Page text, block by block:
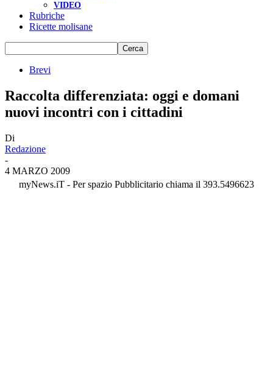
VIDEO
Rubriche
Ricette molisane
Brevi
Raccolta differenziata: oggi e domani
nuovi incontri con i cittadini
Di
Redazione
-
4 MARZO 2009
myNews.iT - Per spazio Pubblicitario chiama il 393.5496623